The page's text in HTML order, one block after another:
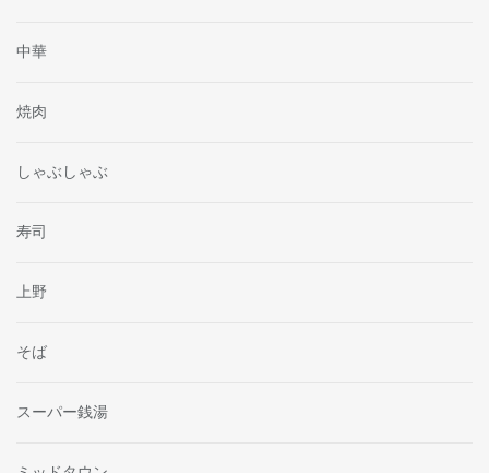
中華
焼肉
しゃぶしゃぶ
寿司
上野
そば
スーパー銭湯